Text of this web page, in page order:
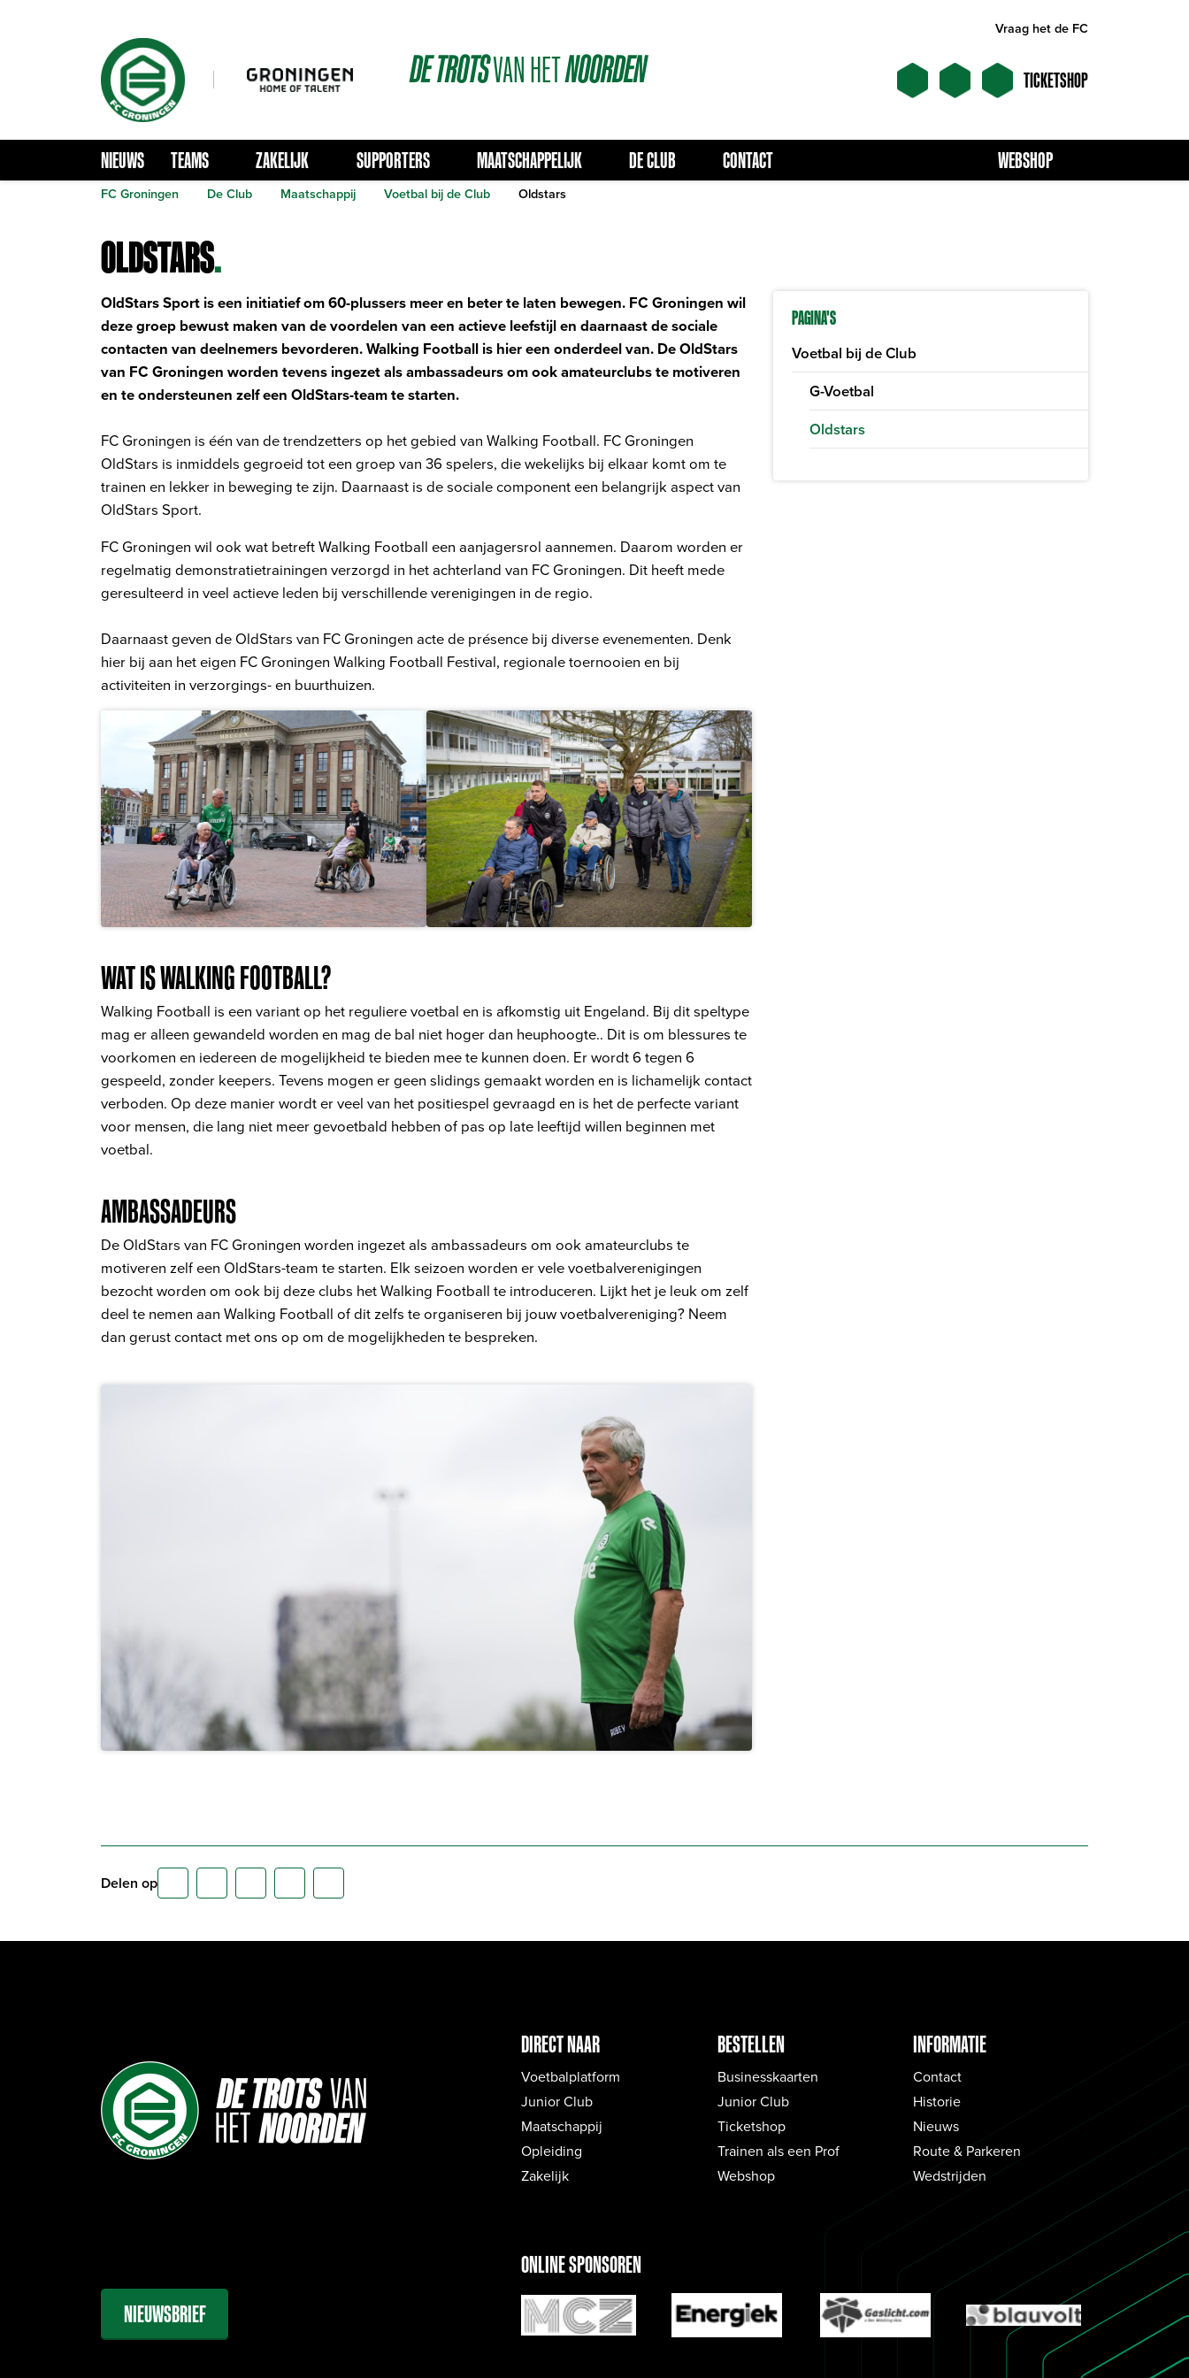
Vraag het de FC
DETROTSVANHETNOORDEN TICKETSHOP
NIEUWS TEAMS ZAKELIJK SUPPORTERS MAATSCHAPPELIJK DE CLUB CONTACT WEBSHOP
FC Groningen De Club Maatschappij Voetbal bij de Club Oldstars
OLDSTARS.
PAGINA'S
Voetbal bij de Club
G-Voetbal
Oldstars
OldStars Sport is een initiatief om 60-plussers meer en beter te laten bewegen. FC Groningen wil
deze groep bewust maken van de voordelen van een actieve leefstijl en daarnaast de sociale
contacten van deelnemers bevorderen. Walking Football is hier een onderdeel van. De OldStars
van FC Groningen worden tevens ingezet als ambassadeurs om ook amateurclubs te motiveren
en te ondersteunen zelf een OldStars-team te starten.
FC Groningen is één van de trendzetters op het gebied van Walking Football. FC Groningen
OldStars is inmiddels gegroeid tot een groep van 36 spelers, die wekelijks bij elkaar komt om te
trainen en lekker in beweging te zijn. Daarnaast is de sociale component een belangrijk aspect van
OldStars Sport.
FC Groningen wil ook wat betreft Walking Football een aanjagersrol aannemen. Daarom worden er
regelmatig demonstratietrainingen verzorgd in het achterland van FC Groningen. Dit heeft mede
geresulteerd in veel actieve leden bij verschillende verenigingen in de regio.
Daarnaast geven de OldStars van FC Groningen acte de présence bij diverse evenementen. Denk
hier bij aan het eigen FC Groningen Walking Football Festival, regionale toernooien en bij
activiteiten in verzorgings- en buurthuizen.
WAT IS WALKING FOOTBALL?
​Walking Football is een variant op het reguliere voetbal en is afkomstig uit Engeland. Bij dit speltype
mag er alleen gewandeld worden en mag de bal niet hoger dan heuphoogte.. Dit is om blessures te
voorkomen en iedereen de mogelijkheid te bieden mee te kunnen doen. Er wordt 6 tegen 6
gespeeld, zonder keepers. Tevens mogen er geen slidings gemaakt worden en is lichamelijk contact
verboden. Op deze manier wordt er veel van het positiespel gevraagd en is het de perfecte variant
voor mensen, die lang niet meer gevoetbald hebben of pas op late leeftijd willen beginnen met
voetbal.
AMBASSADEURS
De OldStars van FC Groningen worden ingezet als ambassadeurs om ook amateurclubs te
motiveren zelf een OldStars-team te starten. Elk seizoen worden er vele voetbalverenigingen
bezocht worden om ook bij deze clubs het Walking Football te introduceren. Lijkt het je leuk om zelf
deel te nemen aan Walking Football of dit zelfs te organiseren bij jouw voetbalvereniging? Neem
dan gerust contact met ons op om de mogelijkheden te bespreken.
Delen op
DIRECT NAAR
Voetbalplatform
Junior Club
Maatschappij
Opleiding
Zakelijk
BESTELLEN
Businesskaarten
Junior Club
Ticketshop
Trainen als een Prof
Webshop
INFORMATIE
Contact
Historie
Nieuws
Route & Parkeren
Wedstrijden
NIEUWSBRIEF
ONLINE SPONSOREN